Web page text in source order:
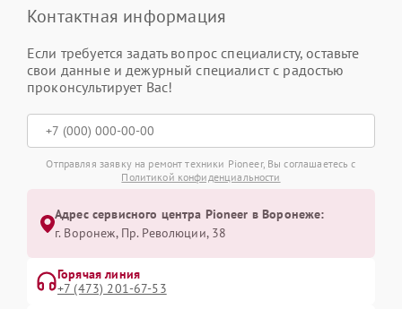
Контактная информация
Если требуется задать вопрос специалисту, оставьте
свои данные и дежурный специалист с радостью
проконсультирует Вас!
Отправляя заявку на ремонт техники Pioneer, Вы соглашаетесь с
Политикой конфиденциальности
Адрес сервисного центра Pioneer в Воронеже:
г. Воронеж, Пр. Революции, 38
Горячая линия
+7 (473) 201-67-53